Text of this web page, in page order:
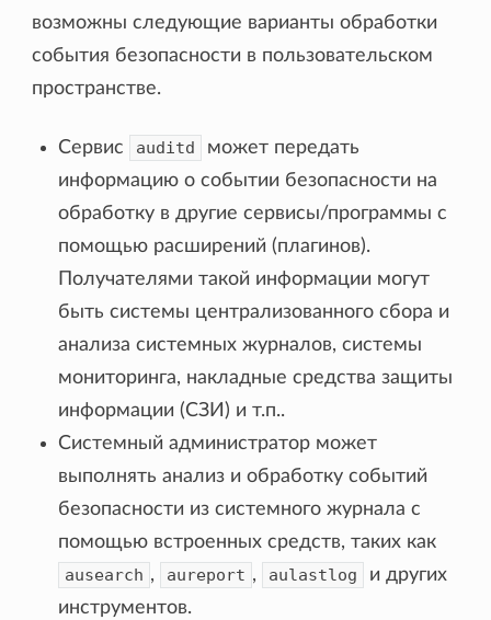
возможны следующие варианты обработки
события безопасности в пользовательском
пространстве.
Сервис auditd
может передать
информацию о событии безопасности на
обработку в другие сервисы/программы с
помощью расширений (плагинов).
Получателями такой информации могут
быть системы централизованного сбора и
анализа системных журналов, системы
мониторинга, накладные средства защиты
информации (СЗИ) и т.п..
Системный администратор может
выполнять анализ и обработку событий
безопасности из системного журнала с
помощью встроенных средств, таких как
ausearch , aureport , aulastlog
и других
инструментов.